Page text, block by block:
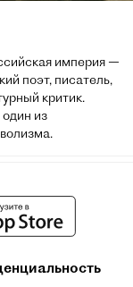
империя —
поэт, писатель,
критик.
из